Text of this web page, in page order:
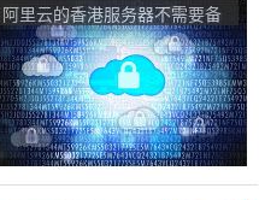
阿里云的香港服务器不需要备
案吗？